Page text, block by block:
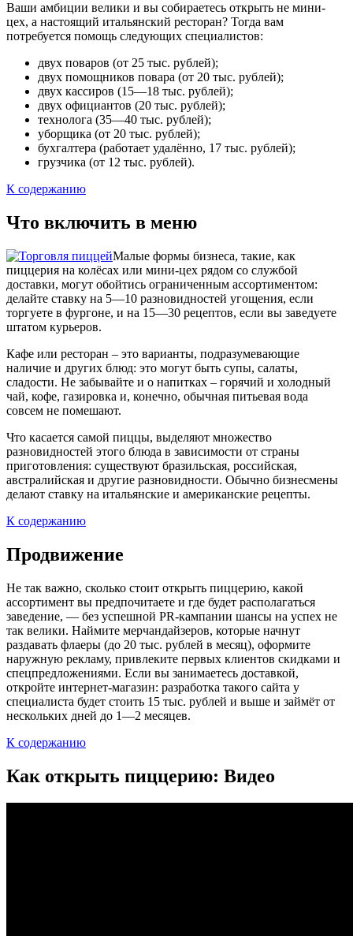
Ваши амбиции велики и вы собираетесь открыть не мини-
цех, а настоящий итальянский ресторан? Тогда вам
потребуется помощь следующих специалистов:
двух поваров (от 25 тыс. рублей);
двух помощников повара (от 20 тыс. рублей);
двух кассиров (15—18 тыс. рублей);
двух официантов (20 тыс. рублей);
технолога (35—40 тыс. рублей);
уборщика (от 20 тыс. рублей);
бухгалтера (работает удалённо, 17 тыс. рублей);
грузчика (от 12 тыс. рублей).
К содержанию
Что включить в меню
Малые формы бизнеса, такие, как
пиццерия на колёсах или мини-цех рядом со службой
доставки, могут обойтись ограниченным ассортиментом:
делайте ставку на 5—10 разновидностей угощения, если
торгуете в фургоне, и на 15—30 рецептов, если вы заведуете
штатом курьеров.
Кафе или ресторан – это варианты, подразумевающие
наличие и других блюд: это могут быть супы, салаты,
сладости. Не забывайте и о напитках – горячий и холодный
чай, кофе, газировка и, конечно, обычная питьевая вода
совсем не помешают.
Что касается самой пиццы, выделяют множество
разновидностей этого блюда в зависимости от страны
приготовления: существуют бразильская, российская,
австралийская и другие разновидности. Обычно бизнесмены
делают ставку на итальянские и американские рецепты.
К содержанию
Продвижение
Не так важно, сколько стоит открыть пиццерию, какой
ассортимент вы предпочитаете и где будет располагаться
заведение, — без успешной PR-кампании шансы на успех не
так велики. Наймите мерчандайзеров, которые начнут
раздавать флаеры (до 20 тыс. рублей в месяц), оформите
наружную рекламу, привлеките первых клиентов скидками и
спецпредложениями. Если вы занимаетесь доставкой,
откройте интернет-магазин: разработка такого сайта у
специалиста будет стоить 15 тыс. рублей и выше и займёт от
нескольких дней до 1—2 месяцев.
К содержанию
Как открыть пиццерию: Видео